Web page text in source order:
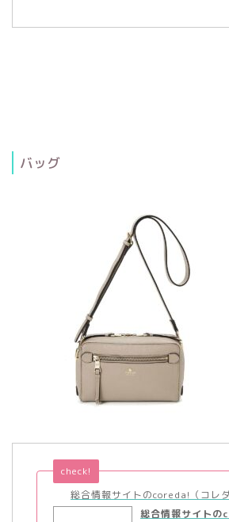
バッグ
総合情報サイトのcoreda!（コレダ
check!
総合情報サイトの